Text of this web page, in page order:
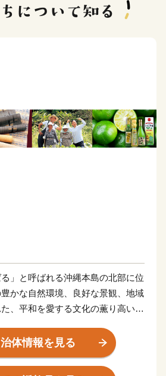
」と呼ばれる沖縄本島の北部に位
かな自然環境、良好な景観、地域
、平和を愛する文化の薫り高い村
は県内一を誇り、陶芸や木工など
表する伝統工芸の芭蕉布は、「喜
国指定重要無形文化財になってい
体情報を見る